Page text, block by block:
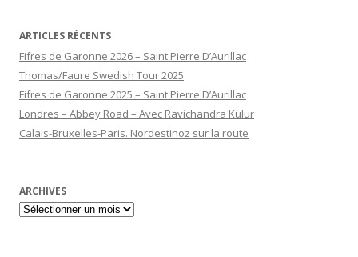
ARTICLES RÉCENTS
Fifres de Garonne 2026 – Saint Pierre D’Aurillac
Thomas/Faure Swedish Tour 2025
Fifres de Garonne 2025 – Saint Pierre D’Aurillac
Londres – Abbey Road – Avec Ravichandra Kulur
Calais-Bruxelles-Paris. Nordestinoz sur la route
ARCHIVES
Archives